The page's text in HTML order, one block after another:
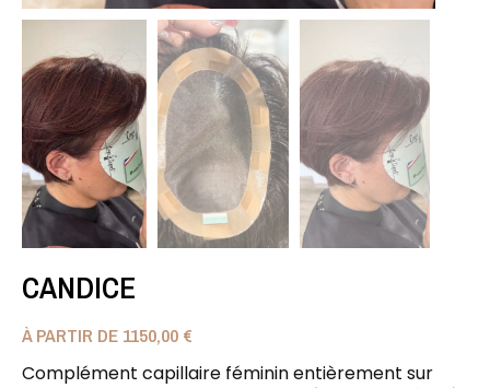
CANDICE
À PARTIR DE 1150,00 €
Complément capillaire féminin entièrement sur